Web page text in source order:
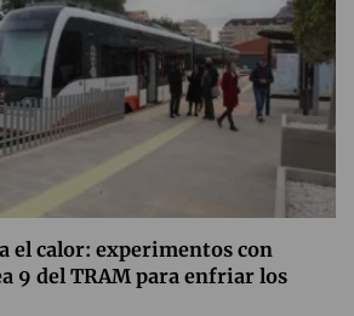
el calor: experimentos con
9 del TRAM para enfriar los